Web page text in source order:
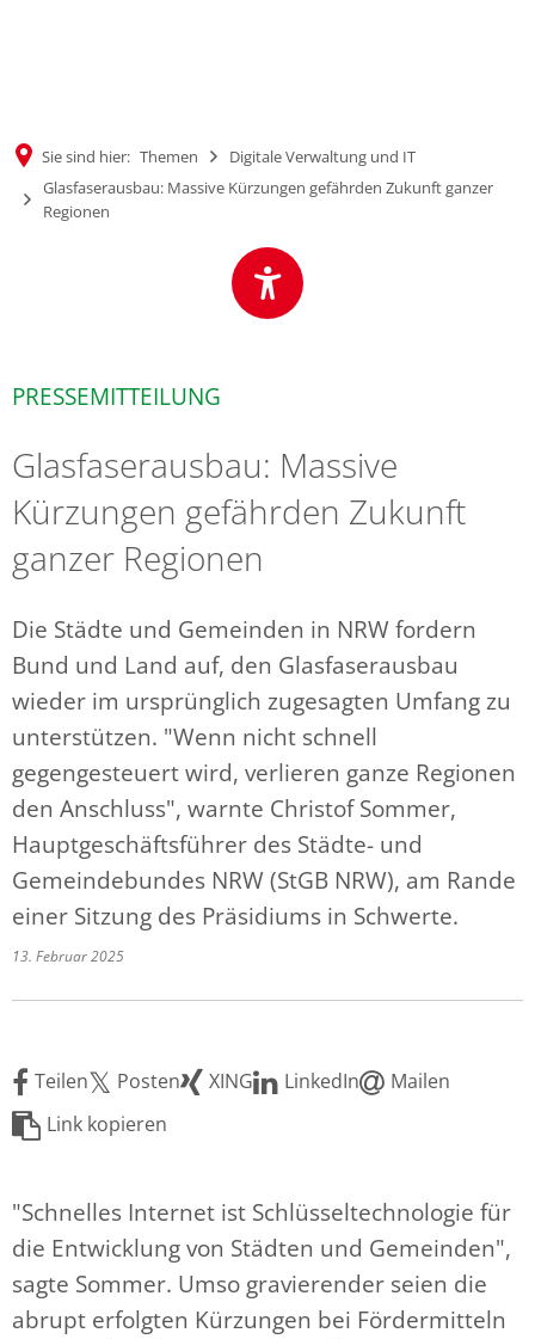
Sie sind hier: Themen
Digitale Verwaltung und IT
Glasfaserausbau: Massive Kürzungen gefährden Zukunft ganzer
Regionen
PRESSEMITTEILUNG
Glasfaserausbau: Massive
Kürzungen gefährden Zukunft
ganzer Regionen
Die Städte und Gemeinden in NRW fordern
Bund und Land auf, den Glasfaserausbau
wieder im ursprünglich zugesagten Umfang zu
unterstützen. "Wenn nicht schnell
gegengesteuert wird, verlieren ganze Regionen
den Anschluss", warnte Christof Sommer,
Hauptgeschäftsführer des Städte- und
Gemeindebundes NRW (StGB NRW), am Rande
einer Sitzung des Präsidiums in Schwerte.
13. Februar 2025
Teilen Posten XING LinkedIn
Mailen
Link kopieren
"Schnelles Internet ist Schlüsseltechnologie für
die Entwicklung von Städten und Gemeinden",
sagte Sommer. Umso gravierender seien die
abrupt erfolgten Kürzungen bei Fördermitteln